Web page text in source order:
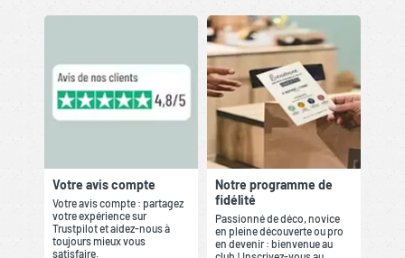
Votre avis compte
Votre avis compte : partagez
votre expérience sur
Trustpilot et aidez-nous à
toujours mieux vous
satisfaire.
Notre programme de
fidélité
Passionné de déco, novice
en pleine découverte ou pro
en devenir : bienvenue au